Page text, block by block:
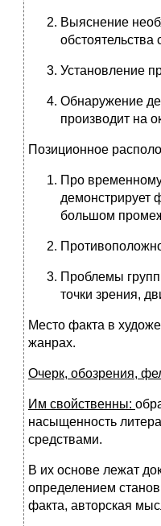
Выяснение
Установление
Обнаружение
производит на
Позиционное
Про
демонстрирует
большом
Проблемы
точки зрения,
Место факта в
жанрах.
Очерк, обозрения,
Им свойственны:
насыщенность
средствами.
В их основе лежат
определением
факта, авторская